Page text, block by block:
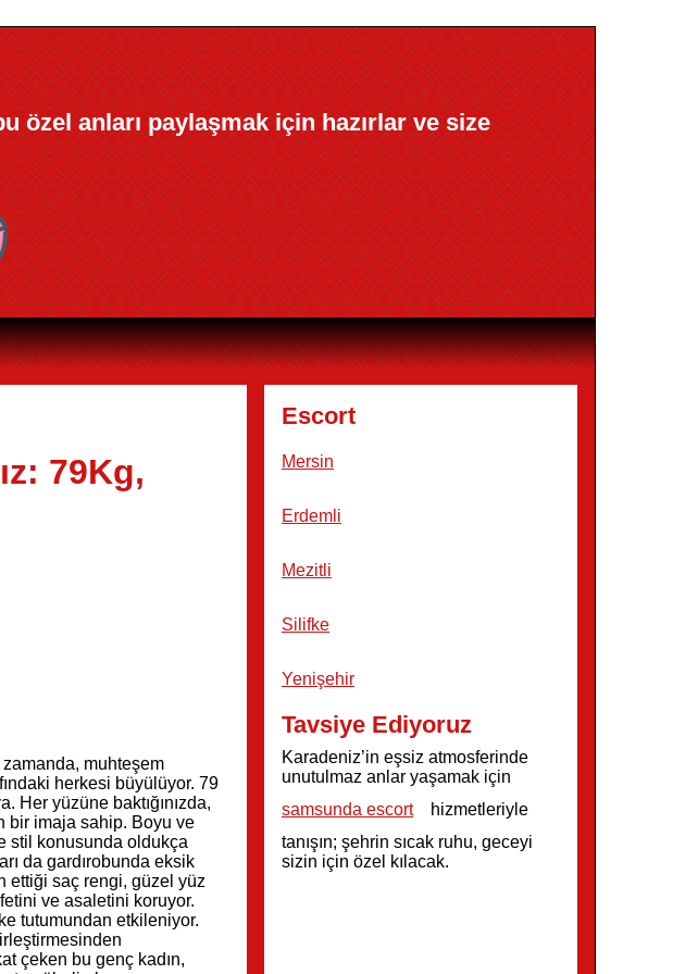
anları paylaşmak için hazırlar ve size
79Kg,
muhteşem
herkesi büyülüyor. 79
Her yüzüne baktığınızda,
bir imaja sahip. Boyu ve
stil konusunda oldukça
da gardırobunda eksik
ettiği saç rengi, güzel yüz
ve asaletini koruyor.
tutumundan etkileniyor.
çeken bu genç kadın,
Escort
Mersin
Erdemli
Mezitli
Silifke
Yenişehir
Tavsiye Ediyoruz
Karadeniz’in eşsiz atmosferinde
unutulmaz anlar yaşamak için
samsunda escort
hizmetleriyle
tanışın; şehrin sıcak ruhu, geceyi
sizin için özel kılacak.